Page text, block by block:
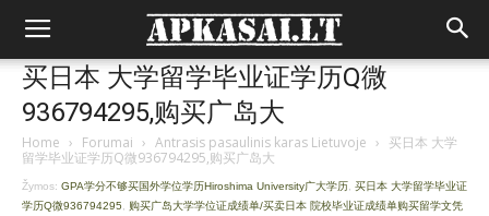
买日本 大学留学毕业证学历Q微
936794295,购买广岛大
Home › Forumai › Antrasis pasaulinis karas Lietuvoje › 买日本 大学
留学毕业证学历Q微936794295,购买广岛大
Žymos: GPA学分不够买国外学位学历Hiroshima University广大学历 买日本 大学留学毕业证
学历Q微936794295
购买广岛大学学位证成绩单/买卖日本 院校毕业证成绩单购买留学文凭